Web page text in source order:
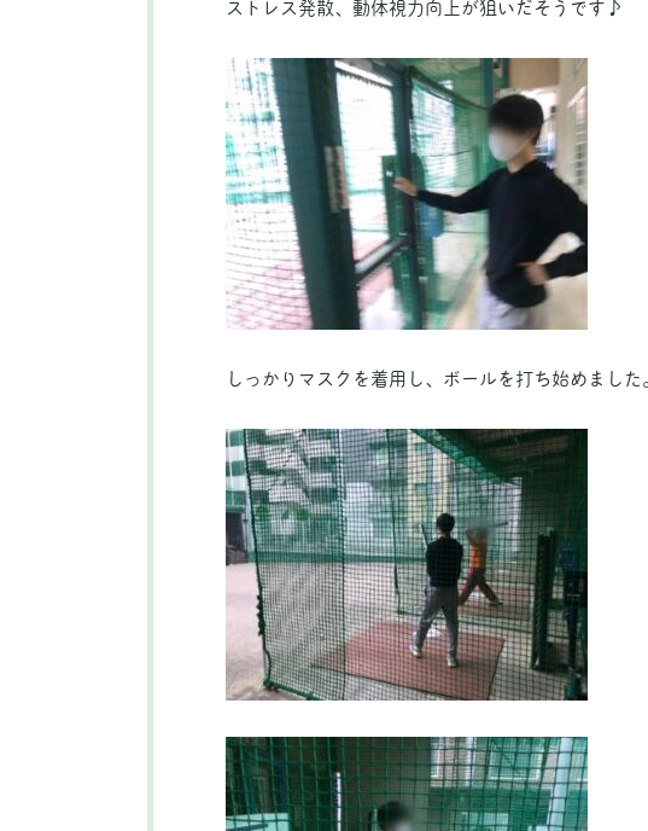
ストレス発散、動体視力向上が狙いだそうです♪
しっかりマスクを着用し、ボールを打ち始めました。